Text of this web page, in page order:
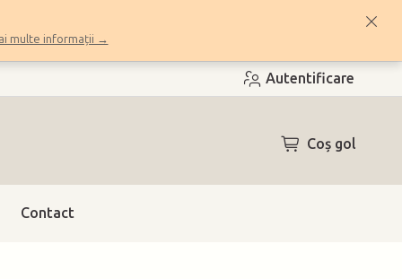
multe informații →
Autentificare
COŞ
Coş gol
Contact